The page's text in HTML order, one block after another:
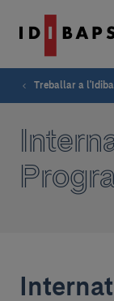
Treballar a